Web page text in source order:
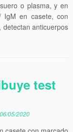
o plasma, y en
en casete, con
detectan anticuerpos
test
06/05/2020